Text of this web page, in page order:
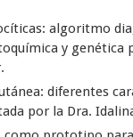
algoritmo
y genética
diferentes
por la Dra.